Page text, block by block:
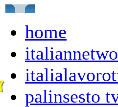
home
palinsesto